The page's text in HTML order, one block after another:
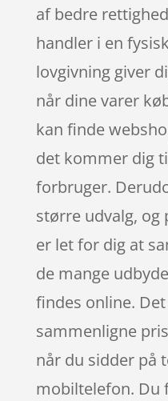
af bedre
handler i en
lovgivning giver
når dine varer
kan finde
det kommer dig
forbruger.
større udvalg, og
er let for dig at
de mange
findes online.
sammenligne
når du sidder på
mobiltelefon. Du